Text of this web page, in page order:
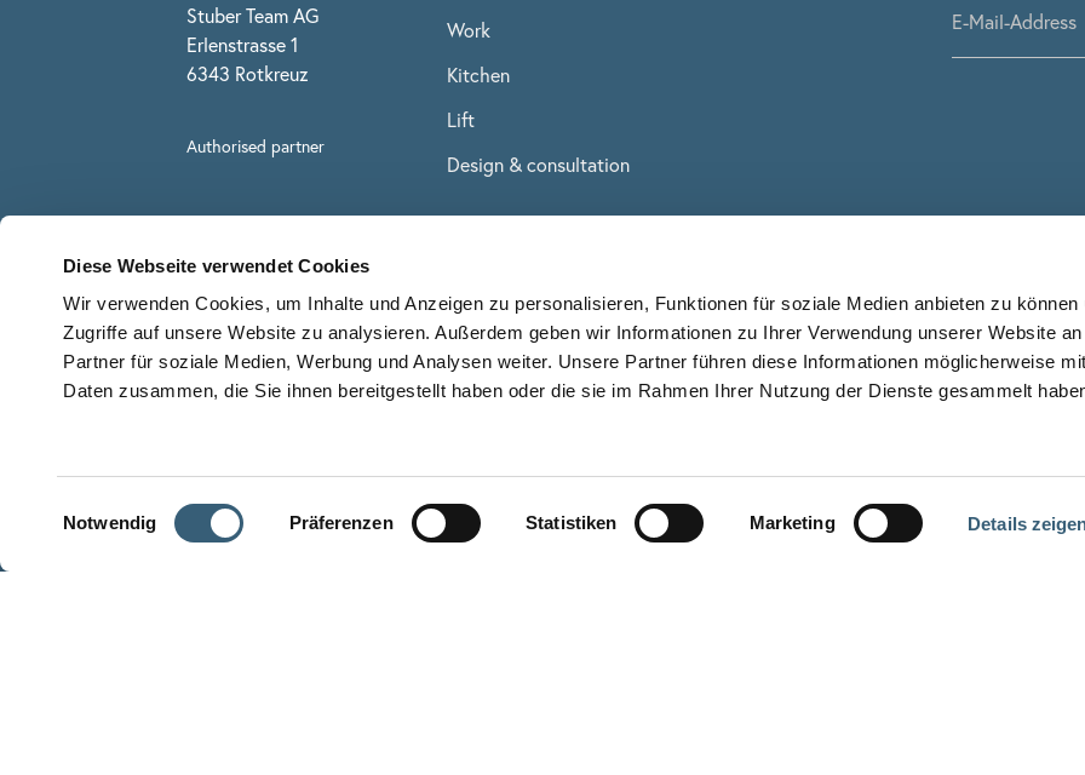
Diese Webseite verwendet Cookies
Wir verwenden Cookies, um Inhalte und Anzeigen zu personalisieren, Funktionen für soziale Medien anbieten zu können
Zugriffe auf unsere Website zu analysieren. Außerdem geben wir Informationen zu Ihrer Verwendung unserer Website
Partner für soziale Medien, Werbung und Analysen weiter. Unsere Partner führen diese Informationen möglicherweise
Daten zusammen, die Sie ihnen bereitgestellt haben oder die sie im Rahmen Ihrer Nutzung der Dienste gesammelt
Einwilligungsauswahl
Notwendig Präferenzen Statistiken Marketing Details
Stuber Team AG
Erlenstrasse 1
6343 Rotkreuz
Authorised partner
Work
Kitchen
Lift
Design & consultation